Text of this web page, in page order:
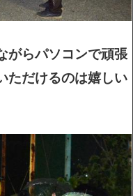
がらパソコンで頑張
ただけるのは嬉しい